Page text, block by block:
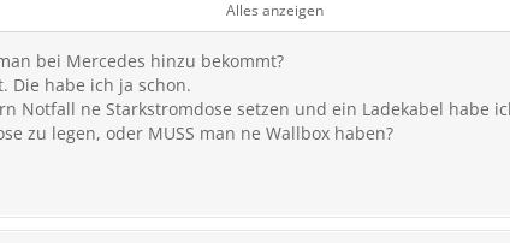
gegenüber dem der öffentlichen Ladesäulen von
eben Deine Schnellladesäulen nutzen.
habe damit bereits über 35000 km zurückgelegt.
einen sogenannten Ladeziegel für Schukostecker für 79,- €.
Alles anzeigen
bei Mercedes hinzu bekommt?
Die habe ich ja schon.
Notfall ne Starkstromdose setzen und ein Ladekabel habe
zu legen, oder MUSS man ne Wallbox haben?